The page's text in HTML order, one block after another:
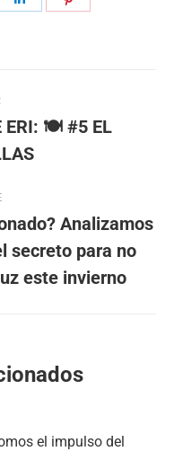
ERI: 🍽️ #5 EL
Analizamos
secreto para no
este invierno
el impulso del